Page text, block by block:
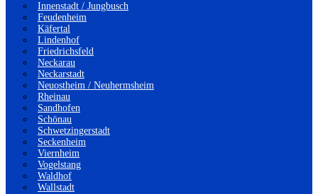
Innenstadt / Jungbusch
Feudenheim
Käfertal
Lindenhof
Friedrichsfeld
Neckarau
Neckarstadt
Neuostheim / Neuhermsheim
Rheinau
Sandhofen
Schönau
Schwetzingerstadt
Seckenheim
Viernheim
Vogelstang
Waldhof
Wallstadt